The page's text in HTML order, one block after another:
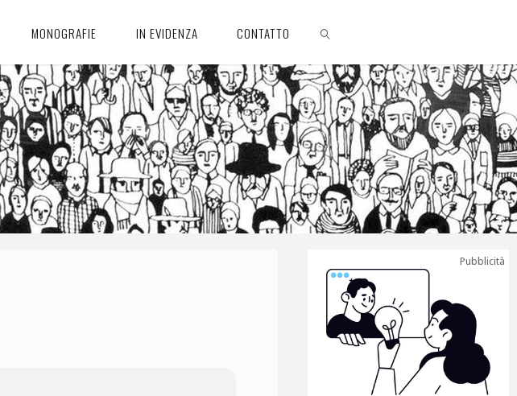
MONOGRAFIE IN EVIDENZA CONTATTO
CERCA
Pubblicità